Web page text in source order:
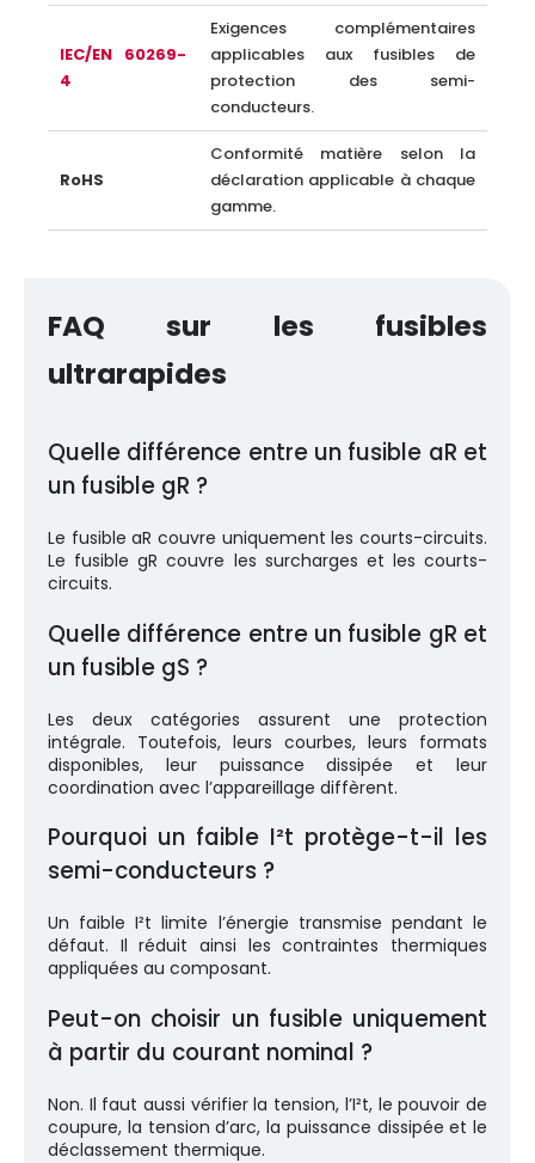
IEC/EN 60269-
4
Exigences complémentaires
applicables aux fusibles de
protection des semi-
conducteurs.
RoHS
Conformité matière selon la
déclaration applicable à chaque
gamme.
FAQ sur les fusibles
ultrarapides
Quelle différence entre un fusible aR et
un fusible gR ?
Le fusible aR couvre uniquement les courts-circuits.
Le fusible gR couvre les surcharges et les courts-
circuits.
Quelle différence entre un fusible gR et
un fusible gS ?
Les deux catégories assurent une protection
intégrale. Toutefois, leurs courbes, leurs formats
disponibles, leur puissance dissipée et leur
coordination avec l’appareillage diffèrent.
Pourquoi un faible I²t protège-t-il les
semi-conducteurs ?
Un faible I²t limite l’énergie transmise pendant le
défaut. Il réduit ainsi les contraintes thermiques
appliquées au composant.
Peut-on choisir un fusible uniquement
à partir du courant nominal ?
Non. Il faut aussi vérifier la tension, l’I²t, le pouvoir de
coupure, la tension d’arc, la puissance dissipée et le
déclassement thermique.